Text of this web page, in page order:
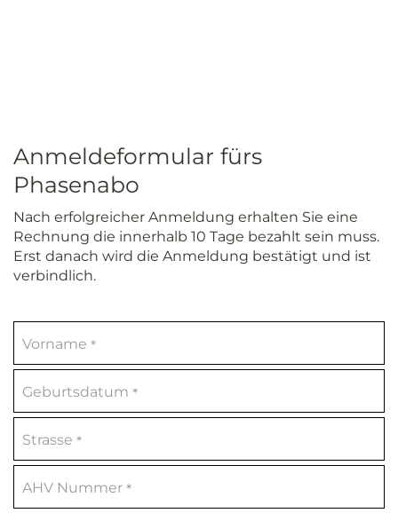
Anmeldeformular fürs
Phasenabo
Nach erfolgreicher Anmeldung erhalten Sie eine
Rechnung die innerhalb 10 Tage bezahlt sein muss.
Erst danach wird die Anmeldung bestätigt und ist
verbindlich.
Vorname *
Geburtsdatum *
Strasse *
AHV Nummer *